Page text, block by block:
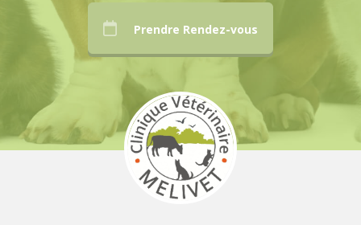
Prendre Rendez-vous